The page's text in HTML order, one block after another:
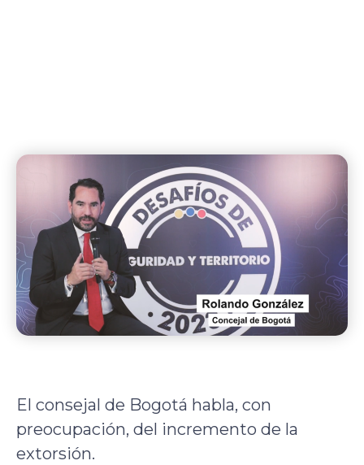
El consejal de Bogotá habla, con
preocupación, del incremento de la
extorsión.